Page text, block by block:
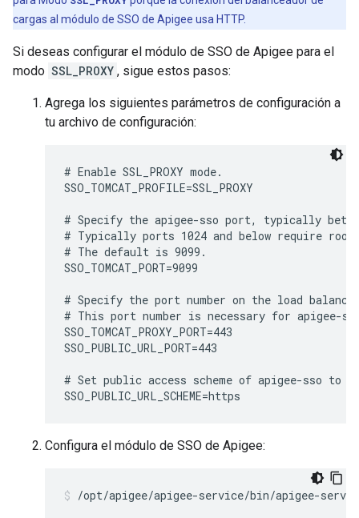
cargas al módulo de SSO de Apigee usa HTTP.
Si deseas configurar el módulo de SSO de Apigee para el
modo SSL_PROXY , sigue estos pasos:
Agrega los siguientes parámetros de configuración a
tu archivo de configuración:
# Enable SSL_PROXY mode.
SSO_TOMCAT_PROFILE=SSL_PROXY
# Specify the apigee-sso port, typically
# Typically ports 1024 and below require root
# The default is 9099.
SSO_TOMCAT_PORT=9099
# Specify the port number on the load
# This port number is necessary for apigee-
SSO_TOMCAT_PROXY_PORT=443
SSO_PUBLIC_URL_PORT=443
# Set public access scheme of apigee-sso to
SSO_PUBLIC_URL_SCHEME=https
Configura el módulo de SSO de Apigee:
/opt/apigee/apigee-service/bin/apigee-